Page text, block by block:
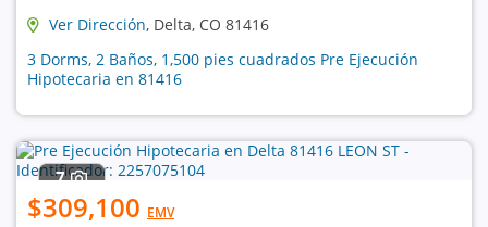
Ver Dirección, Delta, CO 81416
3 Dorms, 2 Baños, 1,500 pies cuadrados Pre Ejecución
Hipotecaria en 81416
7
$309,100 EMV